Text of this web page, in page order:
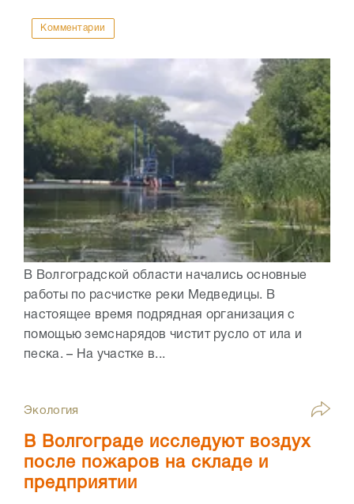
Комментарии
В Волгоградской области начались основные
работы по расчистке реки Медведицы. В
настоящее время подрядная организация с
помощью земснарядов чистит русло от ила и
песка. – На участке в...
Экология
В Волгограде исследуют воздух
после пожаров на складе и
предприятии